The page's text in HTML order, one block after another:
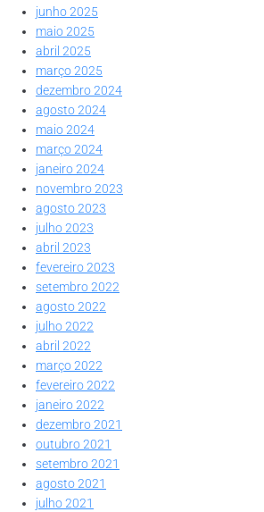
junho 2025
maio 2025
abril 2025
março 2025
dezembro 2024
agosto 2024
maio 2024
março 2024
janeiro 2024
novembro 2023
agosto 2023
julho 2023
abril 2023
fevereiro 2023
setembro 2022
agosto 2022
julho 2022
abril 2022
março 2022
fevereiro 2022
janeiro 2022
dezembro 2021
outubro 2021
setembro 2021
agosto 2021
julho 2021